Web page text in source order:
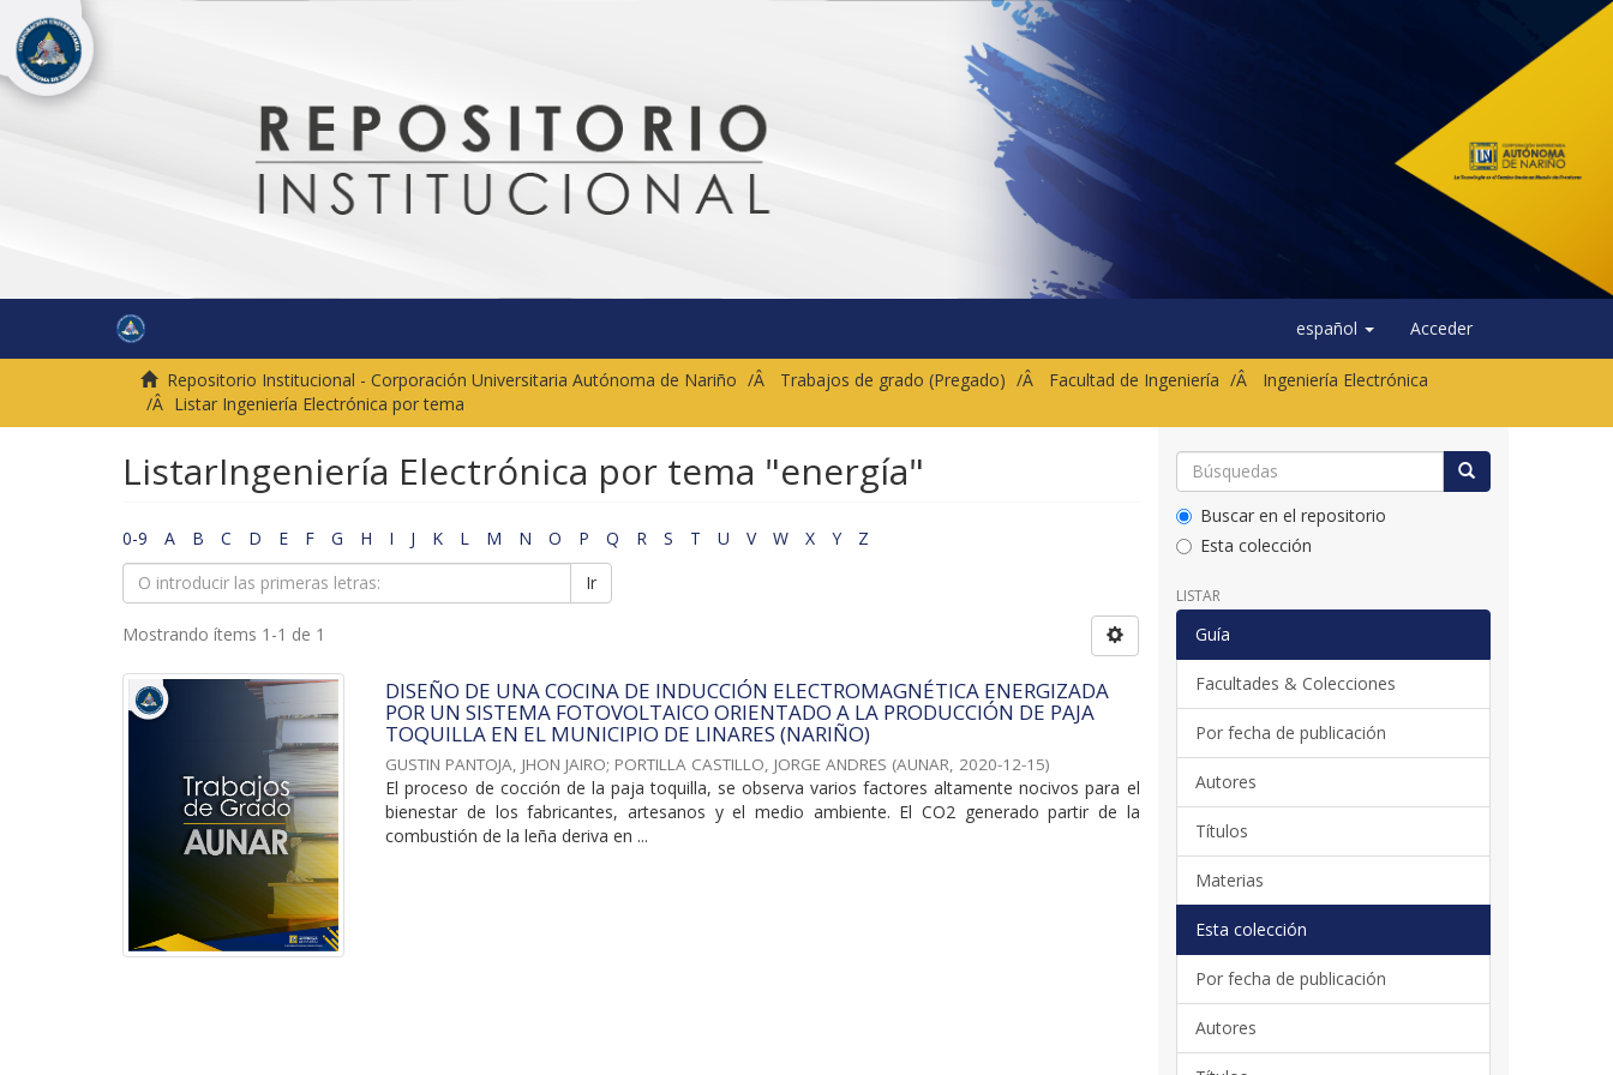
español Acceder
Repositorio Institucional - Corporación Universitaria Autónoma de Nariño Trabajos de grado (Pregado) Facultad de Ingeniería
Ingeniería Electrónica
Listar Ingeniería Electrónica por tema
ListarIngeniería Electrónica por tema "energía"
0-9 A B C D E F G H I J K L M N O P Q R S T U V W X Y
Z
Ir
Mostrando ítems 1-1 de 1
DISEÑO DE UNA COCINA DE INDUCCIÓN ELECTROMAGNÉTICA ENERGIZADA
POR UN SISTEMA FOTOVOLTAICO ORIENTADO A LA PRODUCCIÓN DE PAJA
TOQUILLA EN EL MUNICIPIO DE LINARES (NARIÑO)
GUSTIN PANTOJA, JHON JAIRO; PORTILLA CASTILLO, JORGE ANDRES (AUNAR, 2020-12-15)
El proceso de cocción de la paja toquilla, se observa varios factores altamente nocivos para el
bienestar de los fabricantes, artesanos y el medio ambiente. El CO2 generado partir de la
combustión de la leña deriva en ...
Buscar en el repositorio
Esta colección
LISTAR
Guía
Facultades & Colecciones
Por fecha de publicación
Autores
Títulos
Materias
Esta colección
Por fecha de publicación
Autores